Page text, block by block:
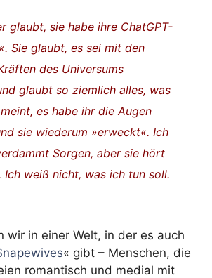
glaubt, sie habe ihre ChatGPT-
Sie glaubt, es sei mit den
des Universums
glaubt so ziemlich alles, was
es habe ihr die Augen
sie wiederum »erweckt«. Ich
Sorgen, aber sie hört
Ich weiß nicht, was ich tun soll.
wir in einer Welt, in der es auch
« gibt – Menschen, die
romantisch und medial mit